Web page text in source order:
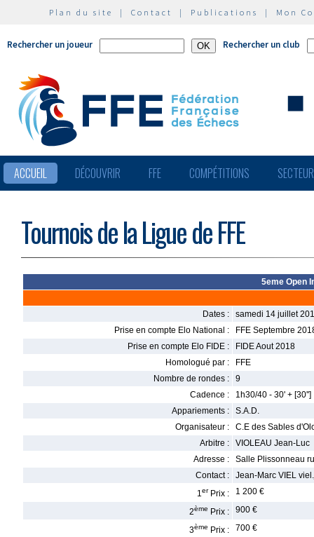
Plan du site | Contact | Publications | Mon
Rechercher un joueur Rechercher un club
ACCUEIL DÉCOUVRIR FFE COMPÉTITIONS
Tournois de la Ligue de FFE
5eme Open
Dates :
samedi 14 juillet
Prise en compte Elo National :
FFE Septembre
Prise en compte Elo FIDE :
FIDE Aout 2018
Homologué par :
FFE
Nombre de rondes :
9
Cadence :
1h30/40 - 30' + [30'']
Appariements :
S.A.D.
Organisateur :
C.E des Sables
Arbitre :
VIOLEAU Jean-Luc
Adresse :
Salle Plissonneau
Contact :
Jean-Marc VIEL
1er Prix : 1 200 €
2ème Prix : 900 €
3ème Prix :
700 €